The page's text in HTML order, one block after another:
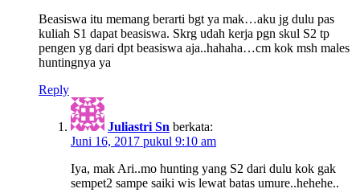
Beasiswa itu memang berarti bgt ya mak…aku jg dulu pas
kuliah S1 dapat beasiswa. Skrg udah kerja pgn skul S2 tp
pengen yg dari dpt beasiswa aja..hahaha…cm kok msh males
huntingnya ya
Reply
Juliastri Sn berkata:
Juni 16, 2017 pukul 9:10 am
Iya, mak Ari..mo hunting yang S2 dari dulu kok gak
sempet2 sampe saiki wis lewat batas umure..hehehe..